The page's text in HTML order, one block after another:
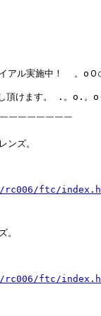
アル実施中！  。oＯ
頂けます。 .。o.。
￣￣￣￣￣￣￣
ズ。
rc006/ftc/
。
rc006/ftc/